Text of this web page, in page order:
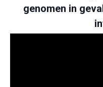
genomen in